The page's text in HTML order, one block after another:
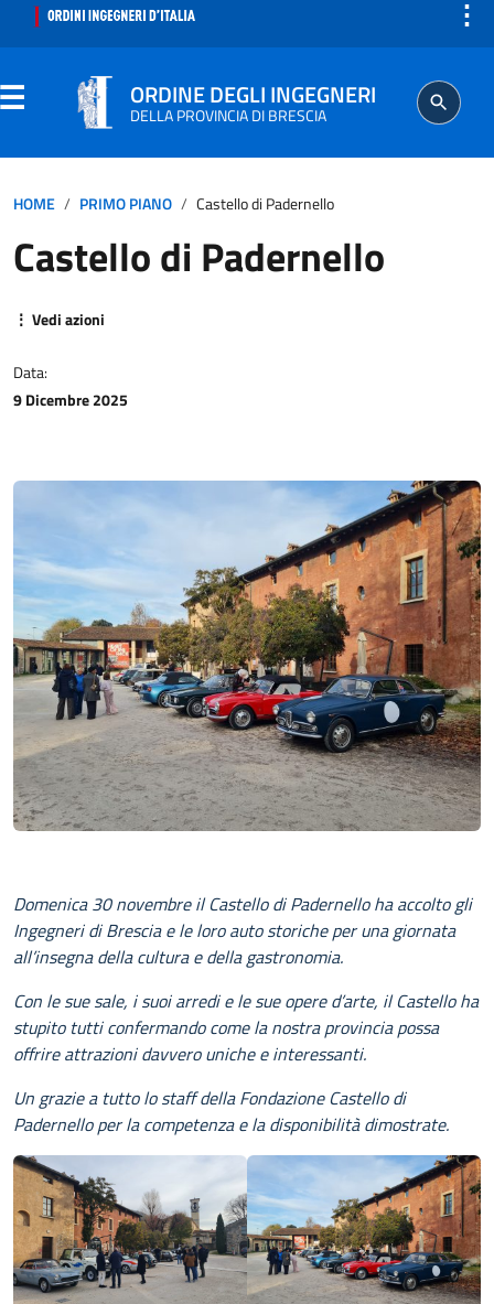
⋮
ORDINE DEGLI INGEGNERI
DELLA PROVINCIA DI BRESCIA
SEGRETERIA
ISCRITTO
CONTATTI
HOME PRIMO PIANO Castello di Padernello
Castello di Padernello
⋮ Vedi azioni
Data:
9 Dicembre 2025
Domenica 30 novembre il Castello di Padernello ha accolto gli
Ingegneri di Brescia e le loro auto storiche per una giornata
all’insegna della cultura e della gastronomia.
Con le sue sale, i suoi arredi e le sue opere d’arte, il Castello ha
stupito tutti confermando come la nostra provincia possa
offrire attrazioni davvero uniche e interessanti.
Un grazie a tutto lo staff della Fondazione Castello di
Padernello per la competenza e la disponibilità dimostrate.